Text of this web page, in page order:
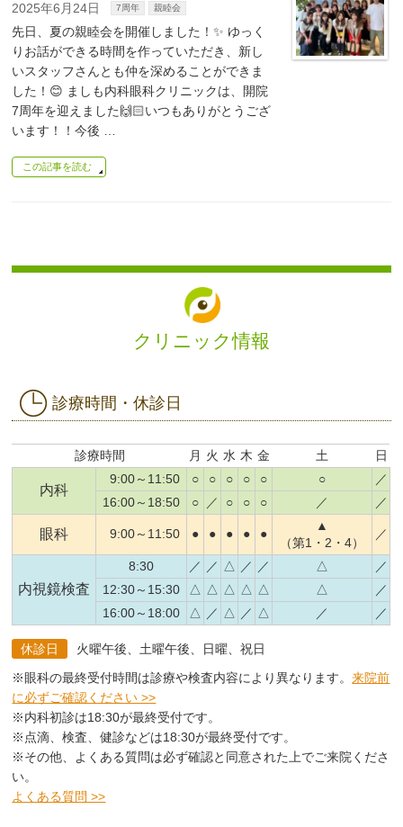
2025年6月24日 7周年 親睦会
先日、夏の親睦会を開催しました！✨ ゆっく
りお話ができる時間を作っていただき、新し
いスタッフさんとも仲を深めることができま
した！😊 ましも内科眼科クリニックは、開院
7周年を迎えました🙌🏻いつもありがとうござ
います！！今後 …
この記事を読む
クリニック情報
診療時間・休診日
診療時間 月 火 水 木 金 土 日
内科
9:00～11:50 ○ ○ ○ ○ ○ ○
／
16:00～18:50
○ ／ ○ ○ ○ ／ ／
眼科 9:00～11:50 ● ● ● ● ●
▲
（第1・2・4）
／
内視鏡検査
8:30 ／ ／ △ ／ ／ △
／
12:30～15:30
△ △ △ △ △ △
／
16:00～18:00
△ ／ △ ／ △ ／ ／
休診日
火曜午後、土曜午後、日曜、祝日
※眼科の最終受付時間は診療や検査内容により異なります。来院前
に必ずご確認ください >>
※内科初診は18:30が最終受付です。
※点滴、検査、健診などは18:30が最終受付です。
※その他、よくある質問は必ず確認と同意された上でご来院くださ
い。
よくある質問 >>